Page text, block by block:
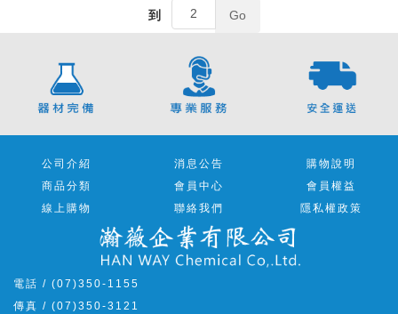
到 Go
公司介紹 消息公告
購物說明
商品分類
會員中心
會員權益
線上購物
聯絡我們 隱私權政策
電話 / (07)350-1155
傳真 / (07)350-3121